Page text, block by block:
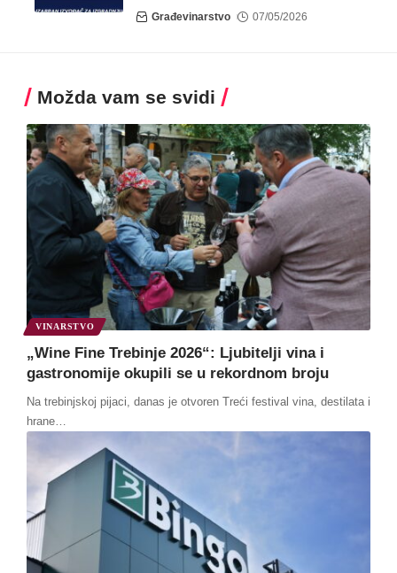
Građevinarstvo 07/05/2026
Možda vam se svidi
VINARSTVO
„Wine Fine Trebinje 2026“: Ljubitelji vina i
gastronomije okupili se u rekordnom broju
Na trebinjskoj pijaci, danas je otvoren Treći festival vina, destilata i
hrane